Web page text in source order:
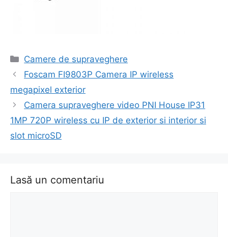
Categorii
Camere de supraveghere
Navigare
articol
Foscam FI9803P Camera IP wireless
megapixel exterior
Camera supraveghere video PNI House IP31
1MP 720P wireless cu IP de exterior si interior si
slot microSD
Lasă un comentariu